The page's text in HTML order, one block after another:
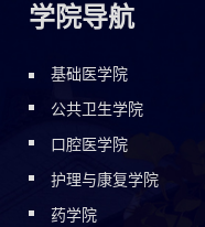
学院导航
基础医学院
公共卫生学院
口腔医学院
护理与康复学院
药学院